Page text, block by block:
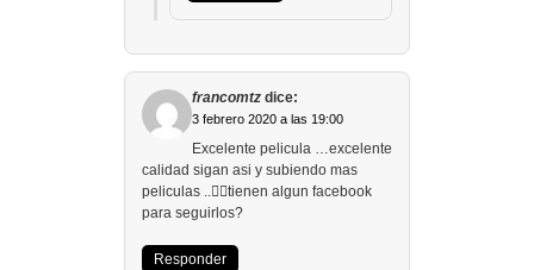
francomtz dice:
3 febrero 2020 a las 19:00
Excelente pelicula …excelente
calidad sigan asi y subiendo mas
peliculas ..👍🏻tienen algun facebook
para seguirlos?
Responder